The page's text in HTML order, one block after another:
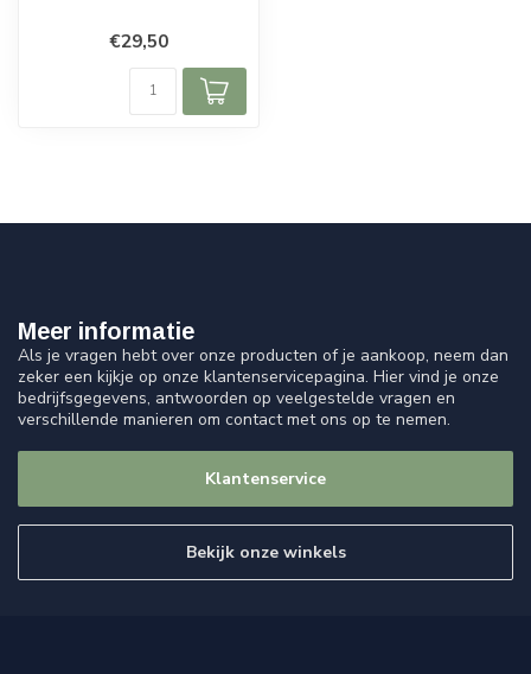
€29,50
Meer informatie
Als je vragen hebt over onze producten of je aankoop, neem dan
zeker een kijkje op onze klantenservicepagina. Hier vind je onze
bedrijfsgegevens, antwoorden op veelgestelde vragen en
verschillende manieren om contact met ons op te nemen.
Klantenservice
Bekijk onze winkels